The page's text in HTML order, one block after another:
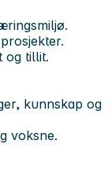
og tillit.
kunnskap og
voksne.